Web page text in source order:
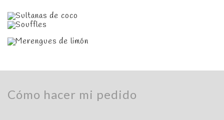
Cómo hacer mi pedido